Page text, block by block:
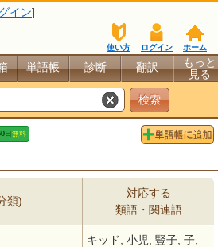
イン]
ホーム
ログイン
使い方
単語帳 診断 翻訳
もっと
見る
類)
対応する
類語・関連語
キッド, 小児, 豎子, 子,